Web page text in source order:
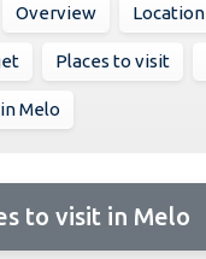
Overview Location
Places to visit
Melo
to visit in Melo